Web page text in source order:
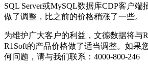
SQL Server或MySQL数据库CDP客户
做了调整，比之前的价格稍涨了一些。
为维护广大客户的利益，文德数据将与
R1Soft的产品价格做了适当调整。如果
何问题，请与我们联系：4000-800-246